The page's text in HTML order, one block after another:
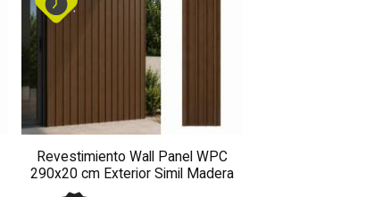
Revestimiento Wall Panel WPC
290x20 cm Exterior Simil Madera